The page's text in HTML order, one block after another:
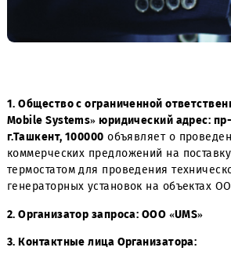
1. Общество с ограниченной
Mobile Systems» юридический
г.Ташкент, 100000объявляет о
термостатом для проведения
генераторных установок на